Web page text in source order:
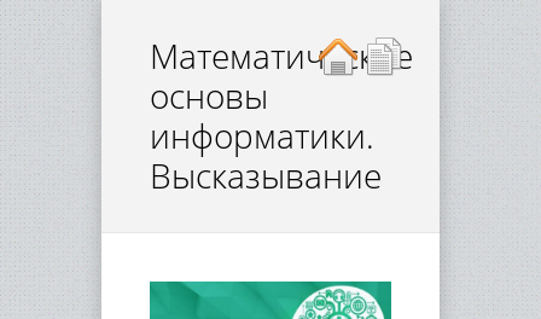
Математические
основы
информатики.
Высказывание